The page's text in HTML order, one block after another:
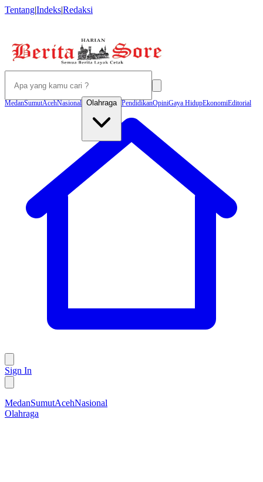
Tentang|Indeks|Redaksi
MedanSumutAcehNasional Olahraga PendidikanOpiniGaya HidupEkonomiEditorial
Sign In
MedanSumutAcehNasional
Olahraga